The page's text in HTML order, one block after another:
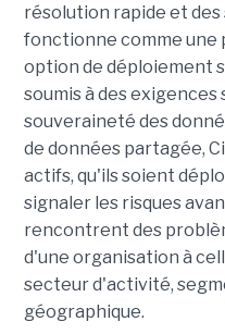
résolution rapide et
fonctionne comme une
option de déploiement
soumis à des
souveraineté des
de données partagée,
actifs, qu'ils soient
signaler les risques
rencontrent des
d'une organisation à
secteur d'activité,
géographique.